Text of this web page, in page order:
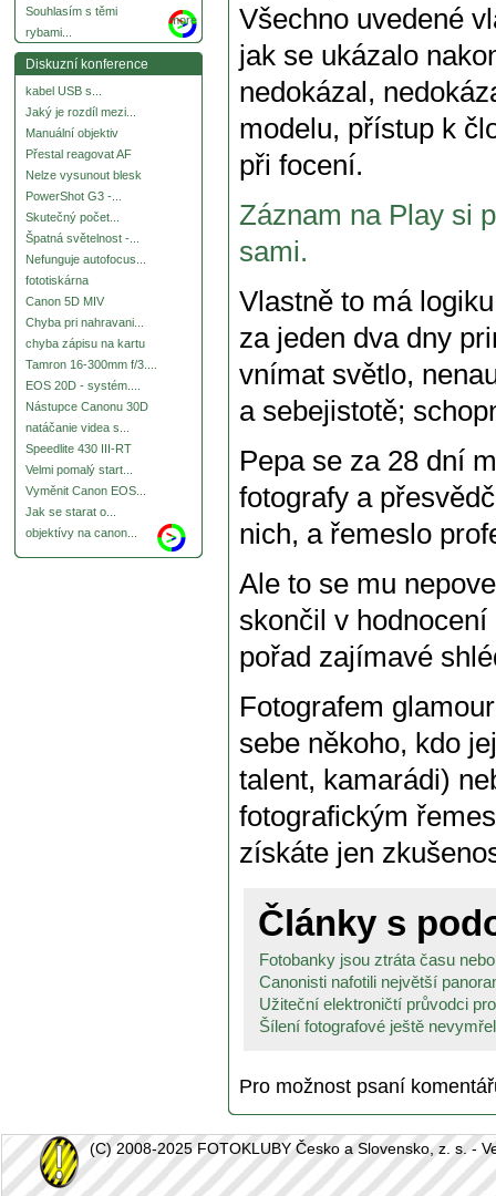
Souhlasím s těmi
rybami...
more
Diskuzní konference
kabel USB s...
Jaký je rozdíl mezi...
Manuální objektiv
Přestal reagovat AF
Nelze vysunout blesk
PowerShot G3 -...
Skutečný počet...
Špatná světelnost -...
Nefunguje autofocus...
fototiskárna
Canon 5D MIV
Chyba pri nahravani...
chyba zápisu na kartu
Tamron 16-300mm f/3....
EOS 20D - systém....
Nástupce Canonu 30D
natáčanie videa s...
Speedlite 430 III-RT
Velmi pomalý start...
Vyměnit Canon EOS...
Jak se starat o...
objektívy na canon...
Všechno uvedené
jak se ukázalo
nedokázal,
modelu, přístup k
při focení.
Záznam na Play si
sami.
Vlastně to má
za jeden dva dny
vnímat světlo,
a sebejistotě;
Pepa se za 28 dní
fotografy a
nich, a řemeslo
Ale to se mu
skončil v
pořad zajímavé
Fotografem
sebe někoho, kdo
talent, kamarádi)
fotografickým
získáte jen
Články s
Fotobanky jsou ztráta času
Canonisti nafotili největší
Užiteční elektroničtí průvodci
Šílení fotografové ještě
Pro možnost psaní
(C) 2008-2025 FOTOKLUBY Česko a Slovensko, z. s. -